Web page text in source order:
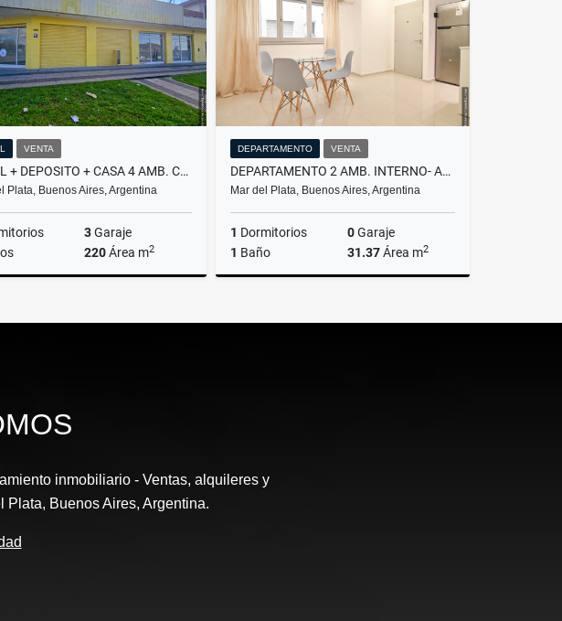
VENTA
LOCAL + DEPOSITO + CASA 4 AMB. C/ TERRAZA - AV. J. P. RAMOS Y SICILIA
Plata, Buenos Aires, Argentina
3Garaje
220Área m2
US$195,000
DEPARTAMENTO VENTA
DEPARTAMENTO 2 AMB. INTERNO- APTO CRÉDITO - GASCÓN Y OLAVARRIA
Mar del Plata, Buenos Aires, Argentina
1 Dormitorios 0Garaje
1 Baño 31.37Área m2
US$72,900
inmobiliario - Ventas, alquileres y
Buenos Aires, Argentina.